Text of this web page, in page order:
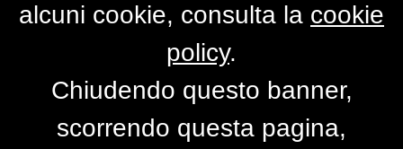
Foto insetti
alcuni cookie, consulta la cookie
policy.
Chiudendo questo banner,
scorrendo questa pagina,